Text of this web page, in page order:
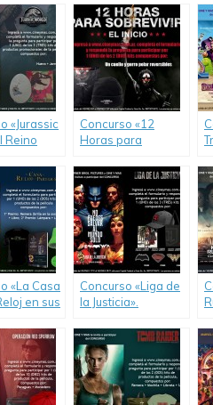
«Jurassic
Reino
Concurso «12
Horas para
Inicio».
«La Casa
en sus
Concurso «Liga de
la Justicia».